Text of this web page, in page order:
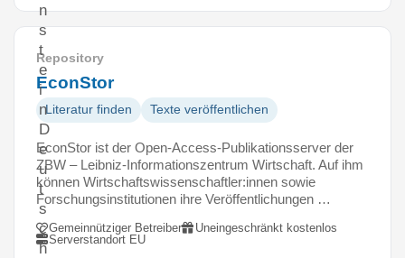
n
s
t
e
i
n
D
e
u
t
s
c
h
Repository
EconStor
Literatur finden Texte veröffentlichen
EconStor ist der Open-Access-Publikationsserver der
ZBW – Leibniz-Informationszentrum Wirtschaft. Auf ihm
können Wirtschaftswissenschaftler:innen sowie
Forschungsinstitutionen ihre Veröffentlichungen …
Gemeinnütziger Betreiber
Uneingeschränkt kostenlos
Serverstandort EU